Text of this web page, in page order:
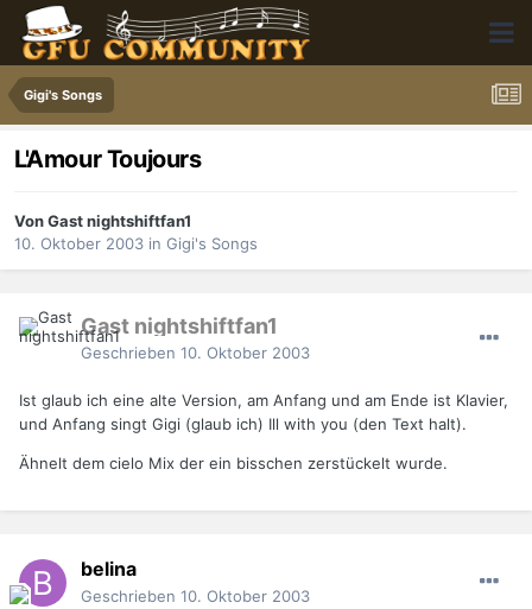
Gigi's Songs
L'Amour Toujours
Von Gast nightshiftfan1
10. Oktober 2003 in Gigi's Songs
Gast nightshiftfan1
Geschrieben 10. Oktober 2003
Ist glaub ich eine alte Version, am Anfang und am Ende ist Klavier,
und Anfang singt Gigi (glaub ich) Ill with you (den Text halt).
Ähnelt dem cielo Mix der ein bisschen zerstückelt wurde.
belina
Geschrieben 10. Oktober 2003